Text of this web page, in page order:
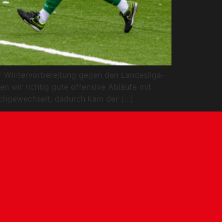
gegen den Landesliga-
wir richtig gute offensive Abläufe mit
dadurch kam der […]